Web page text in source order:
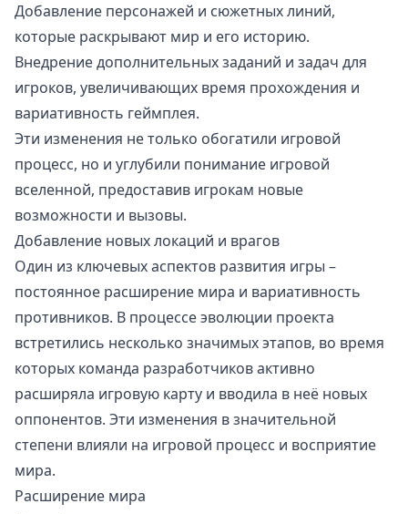
Добавление персонажей и сюжетных линий,
которые раскрывают мир и его историю.
Внедрение дополнительных заданий и задач для
игроков, увеличивающих время прохождения и
вариативность геймплея.
Эти изменения не только обогатили игровой
процесс, но и углубили понимание игровой
вселенной, предоставив игрокам новые
возможности и вызовы.
Добавление новых локаций и врагов
Один из ключевых аспектов развития игры –
постоянное расширение мира и вариативность
противников. В процессе эволюции проекта
встретились несколько значимых этапов, во время
которых команда разработчиков активно
расширяла игровую карту и вводила в неё новых
оппонентов. Эти изменения в значительной
степени влияли на игровой процесс и восприятие
мира.
Расширение мира